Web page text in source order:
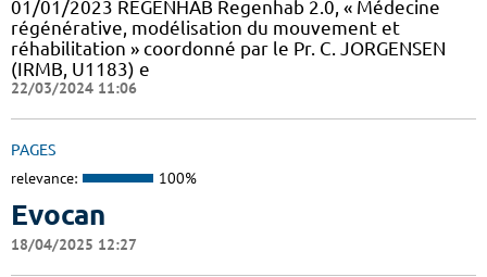
01/01/2023 REGENHAB Regenhab 2.0, « Médecine
régénérative, modélisation du mouvement et
réhabilitation » coordonné par le Pr. C. JORGENSEN
(IRMB, U1183) e
22/03/2024 11:06
PAGES
relevance: 100%
Evocan
18/04/2025 12:27